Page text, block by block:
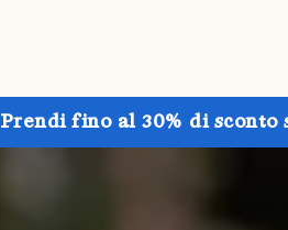
Prendi fino al 30% di sconto